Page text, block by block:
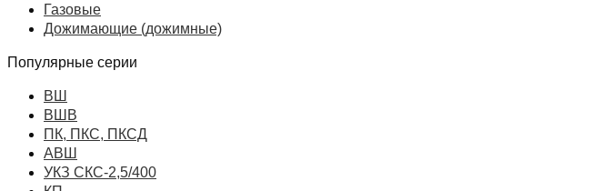
Газовые
Дожимающие (дожимные)
Популярные серии
ВШ
ВШВ
ПК, ПКС, ПКСД
АВШ
УКЗ СКС-2,5/400